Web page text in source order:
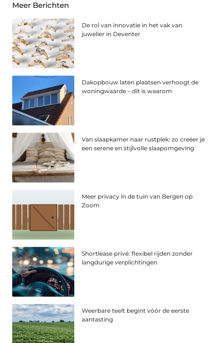
Meer Berichten
De rol van innovatie in het vak van
juwelier in Deventer
Dakopbouw laten plaatsen verhoogt de
woningwaarde – dit is waarom
Van slaapkamer naar rustplek: zo creëer je
een serene en stijlvolle slaapomgeving
Meer privacy in de tuin van Bergen op
Zoom
Shortlease privé: flexibel rijden zonder
langdurige verplichtingen
Weerbare teelt begint vóór de eerste
aantasting